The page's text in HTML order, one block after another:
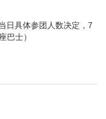
别不提供下车服务的站
日具体参团人数决定，7
巴士）